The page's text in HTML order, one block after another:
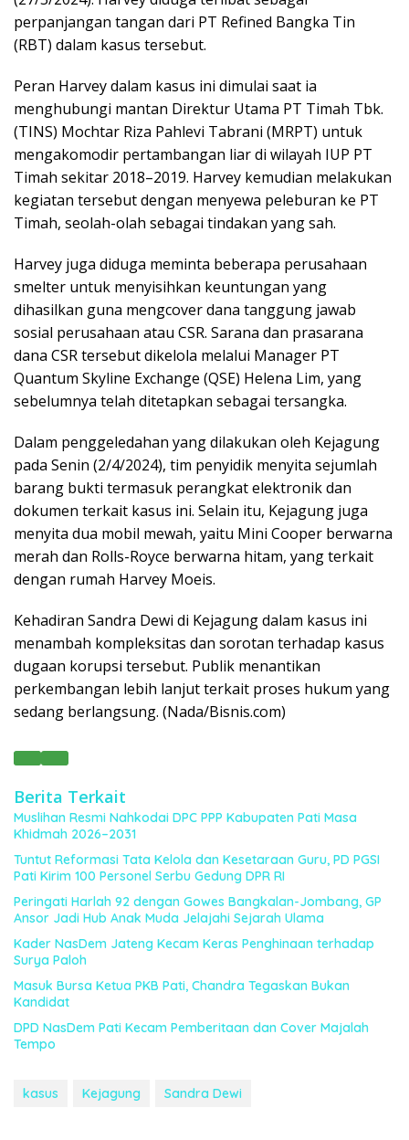
perpanjangan tangan dari PT Refined Bangka Tin
(RBT) dalam kasus tersebut.
Peran Harvey dalam kasus ini dimulai saat ia
menghubungi mantan Direktur Utama PT Timah Tbk.
(TINS) Mochtar Riza Pahlevi Tabrani (MRPT) untuk
mengakomodir pertambangan liar di wilayah IUP PT
Timah sekitar 2018–2019. Harvey kemudian melakukan
kegiatan tersebut dengan menyewa peleburan ke PT
Timah, seolah-olah sebagai tindakan yang sah.
Harvey juga diduga meminta beberapa perusahaan
smelter untuk menyisihkan keuntungan yang
dihasilkan guna mengcover dana tanggung jawab
sosial perusahaan atau CSR. Sarana dan prasarana
dana CSR tersebut dikelola melalui Manager PT
Quantum Skyline Exchange (QSE) Helena Lim, yang
sebelumnya telah ditetapkan sebagai tersangka.
Dalam penggeledahan yang dilakukan oleh Kejagung
pada Senin (2/4/2024), tim penyidik menyita sejumlah
barang bukti termasuk perangkat elektronik dan
dokumen terkait kasus ini. Selain itu, Kejagung juga
menyita dua mobil mewah, yaitu Mini Cooper berwarna
merah dan Rolls-Royce berwarna hitam, yang terkait
dengan rumah Harvey Moeis.
Kehadiran Sandra Dewi di Kejagung dalam kasus ini
menambah kompleksitas dan sorotan terhadap kasus
dugaan korupsi tersebut. Publik menantikan
perkembangan lebih lanjut terkait proses hukum yang
sedang berlangsung. (Nada/Bisnis.com)
Berita Terkait
Muslihan Resmi Nahkodai DPC PPP Kabupaten Pati Masa
Khidmah 2026–2031
Tuntut Reformasi Tata Kelola dan Kesetaraan Guru, PD PGSI
Pati Kirim 100 Personel Serbu Gedung DPR RI
Peringati Harlah 92 dengan Gowes Bangkalan-Jombang, GP
Ansor Jadi Hub Anak Muda Jelajahi Sejarah Ulama
Kader NasDem Jateng Kecam Keras Penghinaan terhadap
Surya Paloh
Masuk Bursa Ketua PKB Pati, Chandra Tegaskan Bukan
Kandidat
DPD NasDem Pati Kecam Pemberitaan dan Cover Majalah
Tempo
kasus Kejagung Sandra Dewi